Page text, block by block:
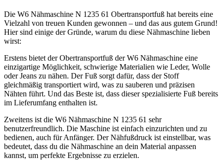
Die W6 Nähmaschine N 1235 61 Obertransportfuß hat bereits eine
Vielzahl von treuen Kunden gewonnen – und das aus gutem Grund!
Hier sind einige der Gründe, warum du diese Nähmaschine lieben
wirst:
Erstens bietet der Obertransportfuß der W6 Nähmaschine eine
einzigartige Möglichkeit, schwierige Materialien wie Leder, Wolle
oder Jeans zu nähen. Der Fuß sorgt dafür, dass der Stoff
gleichmäßig transportiert wird, was zu sauberen und präzisen
Nähten führt. Und das Beste ist, dass dieser spezialisierte Fuß bereits
im Lieferumfang enthalten ist.
Zweitens ist die W6 Nähmaschine N 1235 61 sehr
benutzerfreundlich. Die Maschine ist einfach einzurichten und zu
bedienen, auch für Anfänger. Der Nähfußdruck ist einstellbar, was
bedeutet, dass du die Nähmaschine an dein Material anpassen
kannst, um perfekte Ergebnisse zu erzielen.